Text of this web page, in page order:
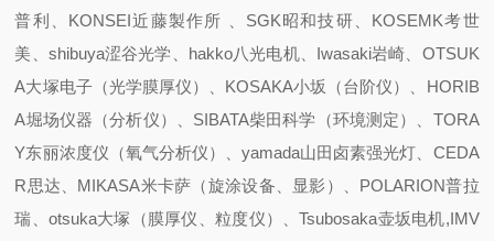
普利、KONSEI近藤製作所 、SGK昭和技研、KOSEMK考世
美、shibuya涩谷光学、hakko八光电机、Iwasaki岩崎、OTSUK
A大塚电子（光学膜厚仪）、KOSAKA小坂（台阶仪）、HORIB
A堀场仪器（分析仪）、SIBATA柴田科学（环境测定）、TORA
Y东丽浓度仪（氧气分析仪）、yamada山田卤素强光灯、CEDA
R思达、MIKASA米卡萨（旋涂设备、显影）、POLARION普拉
瑞、otsuka大塚（膜厚仪、粒度仪）、Tsubosaka壶坂电机,IMV